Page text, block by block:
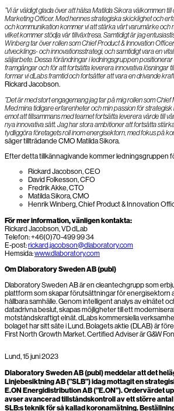
”Vi är väldigt glada över att hälsa Matilda Sikora välkommen
Marketing Officer. Med hennes strategiska skicklighet och
och kommunikation kommer vi att stärka vårt varumärke
vilket kommer stödja vår tillväxtresa. Samtidigt är jag
Winberg tar över rollen som Chief Product & Innovation
utvecklings- och innovationsstrategi, och samtidigt vara en
säljarbete. Dessa förändringar i ledningsgruppen
framgångar och för att fortsätta leverera innovativa lösningar
formar vi dLabs framtid och fortsätter att vara en drivande
Rickard Jacobson.
”Det är med stort engagemang jag tar på mig rollen som
Med mina tidigare erfarenheter och min passion för
emot att tillsammans med teamet fortsätta leverera värde till
nya innovativa sätt. Jag har stora ambitioner att fortsätta
tydliggöra företagets roll inom energisektorn, med fokus på
säger tillträdande CMO Matilda Sikora.
Efter detta tillkännagivande kommer ledningsgruppen
Rickard Jacobson, CEO
David Folkesson, CFO
Fredrik Akke, CTO
Matilda Sikora, CMO
Henrik Winberg, Chief Product & Innovation
För mer information, vänligen kontakta:
Rickard Jacobson, VD dLab
Telefon: +46(0)70-499 99 34
E-post:rickard.jacobson@dlaboratory.com
Hemsida:www.dlaboratory.com
Om Dlaboratory Sweden AB (publ)
Dlaboratory Sweden AB är en cleantechgrupp som
plattform som skapar förutsättningar för energisektorn
hållbara samhälle. Genom intelligent analys av elnätet
datadrivna beslut, skapas möjligheter till ett
motståndskraftigt elnät. dLabs kommersiella
bolaget har sitt säte i Lund. Bolagets aktie (DLAB) är
First North Growth Market. Certified Adviser är G&W
Lund, 15 juni 2023
Dlaboratory Sweden AB (publ) meddelar att det
Linjebesiktning AB (”SLB”) idag mottagit en
E.ONEnergidistribution AB (”E.ON”). Ordervärdet
avser avancerad tillståndskontroll av ett större
SLB:s teknik för så kallad koronamätning.